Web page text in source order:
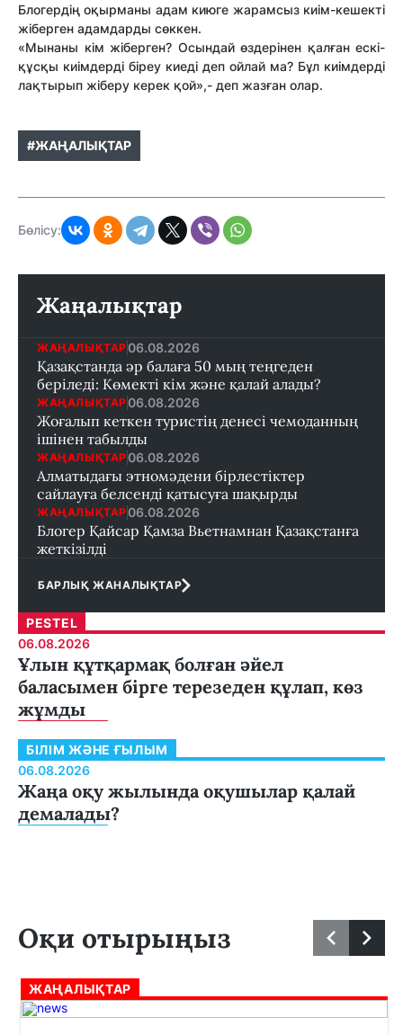
Блогердің оқырманы адам киюге жарамсыз киім-кешекті
жіберген адамдарды сөккен.
«Мынаны кім жіберген? Осындай өздерінен қалған ескі-
құсқы киімдерді біреу киеді деп ойлай ма? Бұл киімдерді
лақтырып жіберу керек қой»,- деп жазған олар.
#ЖАҢАЛЫҚТАР
Бөлісу:
Жаңалықтар
ЖАҢАЛЫҚТАР 06.08.2026
Қазақстанда әр балаға 50 мың теңгеден
беріледі: Көмекті кім және қалай алады?
ЖАҢАЛЫҚТАР 06.08.2026
Жоғалып кеткен туристің денесі чемоданның
ішінен табылды
ЖАҢАЛЫҚТАР 06.08.2026
Алматыдағы этномәдени бірлестіктер
сайлауға белсенді қатысуға шақырды
ЖАҢАЛЫҚТАР 06.08.2026
Блогер Қайсар Қамза Вьетнамнан Қазақстанға
жеткізілді
БАРЛЫҚ ЖАНАЛЫҚТАР
PESTEL
06.08.2026
Ұлын құтқармақ болған әйел
баласымен бірге терезеден құлап, көз
жұмды
БІЛІМ ЖӘНЕ ҒЫЛЫМ
06.08.2026
Жаңа оқу жылында оқушылар қалай
демалады?
Оқи отырыңыз
ЖАҢАЛЫҚТАР